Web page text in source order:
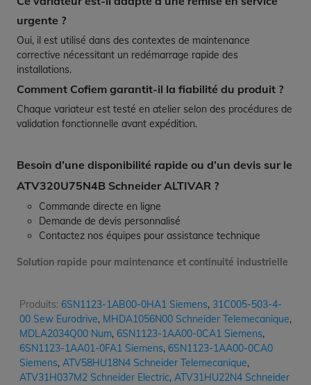
urgente ?
Oui, il est utilisé dans des contextes de maintenance
corrective nécessitant un redémarrage rapide des
installations.
Comment Cofiem garantit-il la fiabilité du produit ?
Chaque variateur est testé en atelier selon des procédures de
validation fonctionnelle avant expédition.
Besoin d’une disponibilité rapide ou d’un devis sur le
ATV320U75N4B Schneider ALTIVAR ?
Commande directe en ligne
Demande de devis personnalisé
Contactez nos équipes pour assistance technique
Solution rapide pour maintenance et continuité industrielle
Produits: 6SN1123-1AB00-0HA1 Siemens, 31C005-503-4-
00 Sew Eurodrive, MHDA1056N00 Schneider Telemecanique,
MDLA2034Q00 Num, 6SN1123-1AA00-0CA1 Siemens,
6SN1123-1AA01-0FA1 Siemens, 6SN1123-1AA00-0CA0
Siemens, ATV58HU18N4 Schneider Telemecanique,
ATV31H037M2 Schneider Electric, ATV31HU22N4 Schneider